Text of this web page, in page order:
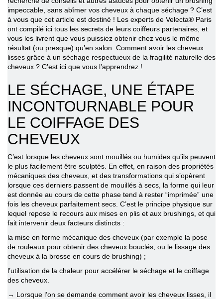
impeccable, sans abîmer vos cheveux à chaque séchage ? C’est
à vous que cet article est destiné ! Les experts de Velecta® Paris
ont compilé ici tous les secrets de leurs coiffeurs partenaires, et
vous les livrent que vous puissiez obtenir chez vous le même
résultat (ou presque) qu’en salon. Comment avoir les cheveux
lisses grâce à un séchage respectueux de la fragilité naturelle des
cheveux ? C’est ici que vous l’apprendrez !
LE SÉCHAGE, UNE ÉTAPE
INCONTOURNABLE POUR
LE COIFFAGE DES
CHEVEUX
C’est lorsque les cheveux sont mouillés ou humides qu’ils peuvent
le plus facilement être sculptés. En effet, en raison des propriétés
mécaniques des cheveux, et des transformations qui s’opèrent
lorsque ces derniers passent de mouillés à secs, la forme qui leur
est donnée au cours de cette phase tend à rester “imprimée” une
fois les cheveux parfaitement secs. C’est le principe physique sur
lequel repose le recours aux mises en plis et aux brushings, et qui
fait intervenir deux facteurs distincts :
la mise en forme mécanique des cheveux (par exemple la pose
de rouleaux pour obtenir des cheveux bouclés, ou le lissage des
cheveux à la brosse en cours de brushing) ;
l’utilisation de la chaleur pour accélérer le séchage et le coiffage
des cheveux.
→ Lorsque l’on se demande comment avoir les cheveux lisses , il